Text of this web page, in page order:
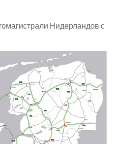
Нидерландов с